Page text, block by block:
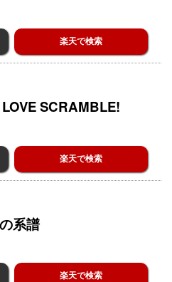
楽天で検索
SCRAMBLE!
楽天で検索
系譜
楽天で検索